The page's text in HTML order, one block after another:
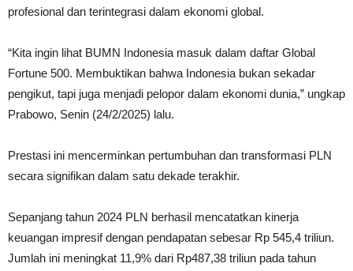
profesional dan terintegrasi dalam ekonomi global.
“Kita ingin lihat BUMN Indonesia masuk dalam daftar Global
Fortune 500. Membuktikan bahwa Indonesia bukan sekadar
pengikut, tapi juga menjadi pelopor dalam ekonomi dunia,” ungkap
Prabowo, Senin (24/2/2025) lalu.
Prestasi ini mencerminkan pertumbuhan dan transformasi PLN
secara signifikan dalam satu dekade terakhir.
Sepanjang tahun 2024 PLN berhasil mencatatkan kinerja
keuangan impresif dengan pendapatan sebesar Rp 545,4 triliun.
Jumlah ini meningkat 11,9% dari Rp487,38 triliun pada tahun